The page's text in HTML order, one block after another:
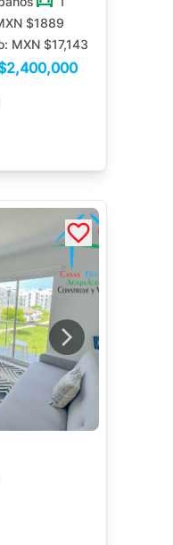
$1889
MXN $17,143